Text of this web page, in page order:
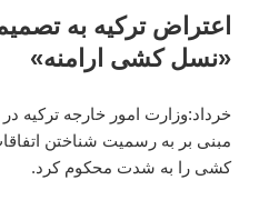
اعتراض ترکیه به
«نسل کشی ارامنه»
خرداد:وزارت امور خارجه ترکیه در
کشی را به شدت محکوم کرد.